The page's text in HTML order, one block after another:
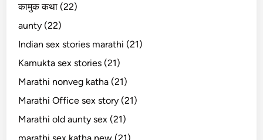
कामुक कथा (22)
aunty (22)
Indian sex stories marathi (21)
Kamukta sex stories (21)
Marathi nonveg katha (21)
Marathi Office sex story (21)
Marathi old aunty sex (21)
marathi sex katha new (21)